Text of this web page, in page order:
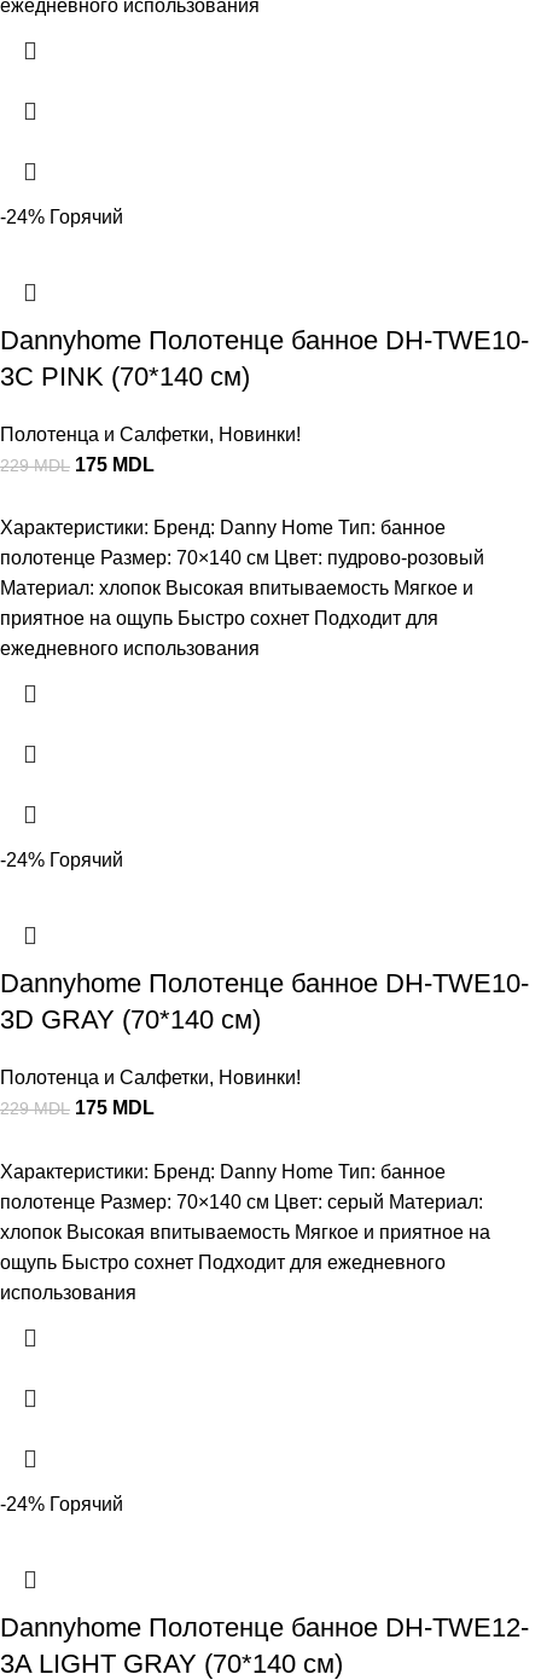
ежедневного использования
-24% Горячий
Dannyhome Полотенце банное DH-TWE10-
3C PINK (70*140 см)
Полотенца и Салфетки, Новинки!
229MDL 175 MDL
Характеристики: Бренд: Danny Home Тип: банное
полотенце Размер: 70×140 см Цвет: пудрово-розовый
Материал: хлопок Высокая впитываемость Мягкое и
приятное на ощупь Быстро сохнет Подходит для
ежедневного использования
-24% Горячий
Dannyhome Полотенце банное DH-TWE10-
3D GRAY (70*140 см)
Полотенца и Салфетки, Новинки!
229MDL 175 MDL
Характеристики: Бренд: Danny Home Тип: банное
полотенце Размер: 70×140 см Цвет: серый Материал:
хлопок Высокая впитываемость Мягкое и приятное на
ощупь Быстро сохнет Подходит для ежедневного
использования
-24% Горячий
Dannyhome Полотенце банное DH-TWE12-
3A LIGHT GRAY (70*140 см)